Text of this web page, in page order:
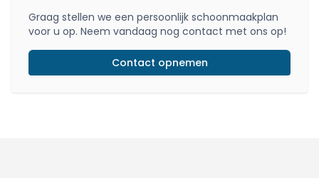
Graag stellen we een persoonlijk schoonmaakplan
voor u op. Neem vandaag nog contact met ons op!
Contact opnemen